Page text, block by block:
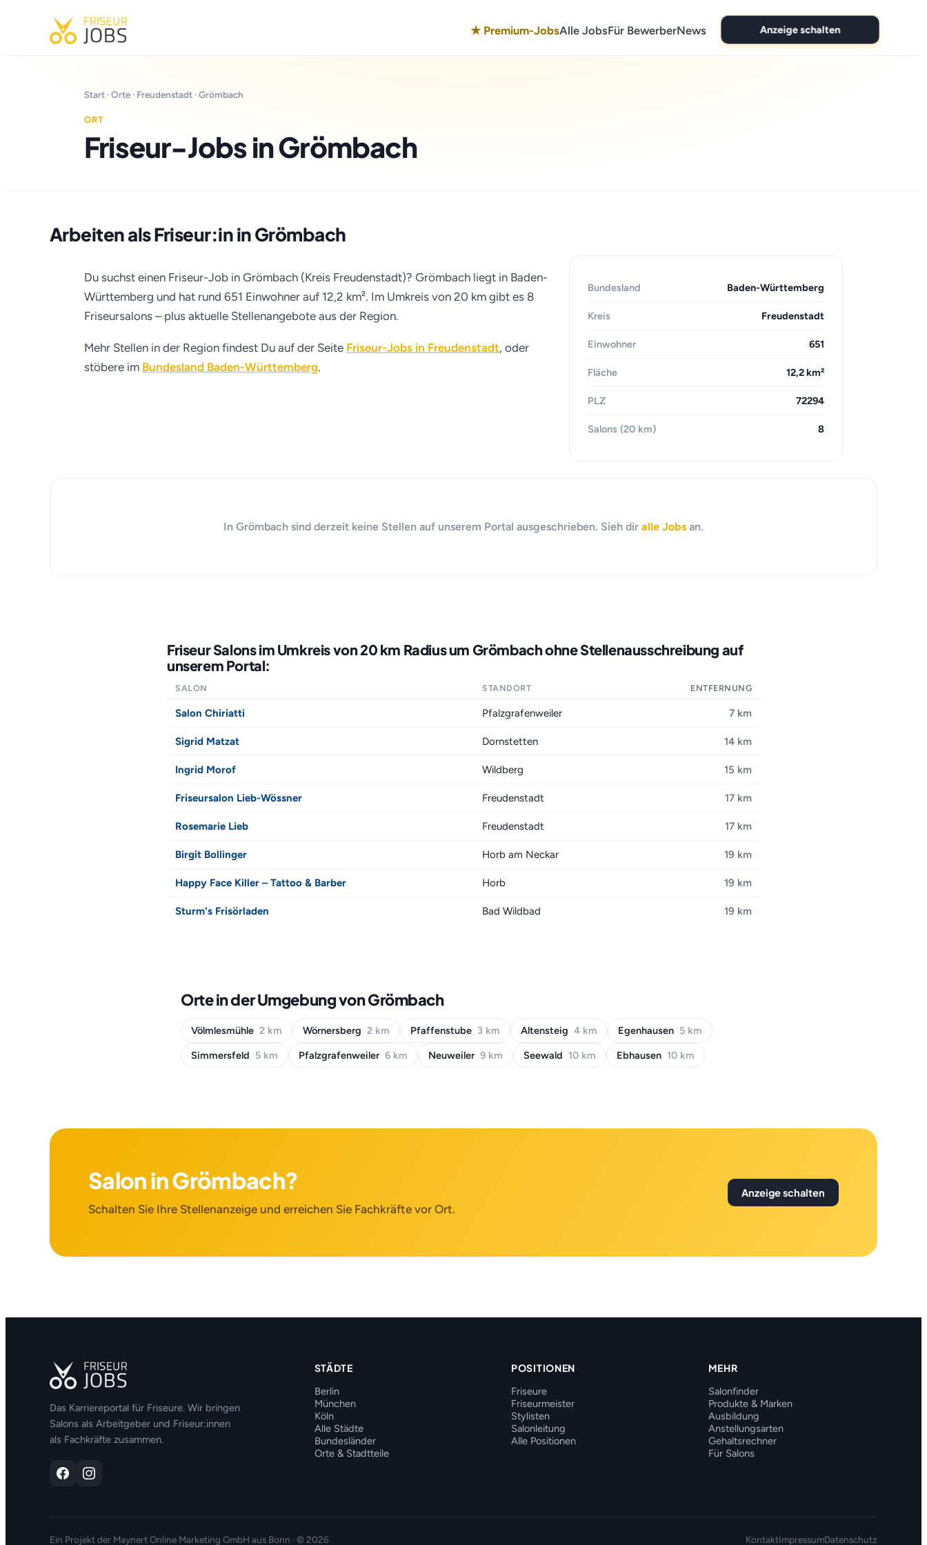
★ Premium-JobsAlle JobsFür BewerberNews Anzeige schalten
Start ·Orte · Freudenstadt · Grömbach
ORT
Friseur-Jobs in Grömbach
Arbeiten als Friseur:in in Grömbach
Du suchst einen Friseur-Job in Grömbach (Kreis Freudenstadt)? Grömbach liegt in Baden-
Württemberg und hat rund 651 Einwohner auf 12,2 km². Im Umkreis von 20 km gibt es 8
Friseursalons – plus aktuelle Stellenangebote aus der Region.
Mehr Stellen in der Region findest Du auf der Seite Friseur-Jobs in Freudenstadt, oder
stöbere im Bundesland Baden-Württemberg.
Bundesland Baden-Württemberg
Kreis Freudenstadt
Einwohner 651
Fläche 12,2 km²
PLZ 72294
Salons (20 km) 8
In Grömbach sind derzeit keine Stellen auf unserem Portal ausgeschrieben. Sieh dir alle Jobs an.
Friseur Salons im Umkreis von 20 km Radius um Grömbach ohne Stellenausschreibung auf
unserem Portal:
SALON STANDORT ENTFERNUNG
Salon Chiriatti Pfalzgrafenweiler 7 km
Sigrid Matzat Dornstetten 14 km
Ingrid Morof Wildberg 15 km
Friseursalon Lieb-Wössner Freudenstadt 17 km
Rosemarie Lieb Freudenstadt 17 km
Birgit Bollinger Horb am Neckar 19 km
Happy Face Killer – Tattoo & Barber Horb 19 km
Sturm's Frisörladen Bad Wildbad 19 km
Orte in der Umgebung von Grömbach
Völmlesmühle 2 km Wörnersberg 2 km Pfaffenstube 3 km Altensteig 4 km Egenhausen 5 km
Simmersfeld 5 km Pfalzgrafenweiler 6 km Neuweiler 9 km Seewald 10 km Ebhausen 10 km
Salon in Grömbach?
Schalten Sie Ihre Stellenanzeige und erreichen Sie Fachkräfte vor Ort.
Anzeige schalten
Das Karriereportal für Friseure. Wir bringen
Salons als Arbeitgeber und Friseur:innen
als Fachkräfte zusammen.
STÄDTE
Berlin
München
Köln
Alle Städte
Bundesländer
Orte & Stadtteile
POSITIONEN
Friseure
Friseurmeister
Stylisten
Salonleitung
Alle Positionen
MEHR
Salonfinder
Produkte & Marken
Ausbildung
Anstellungsarten
Gehaltsrechner
Für Salons
Ein Projekt der Maynert Online Marketing GmbH aus Bonn · © 2026 KontaktImpressumDatenschutz